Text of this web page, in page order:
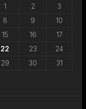
1
2
3
8 9
10
15 16
17
22 23
24
29 30
31